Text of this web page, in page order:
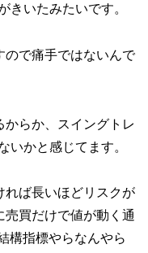
きいたみたいです。
ので痛手ではないんで
らか、スイングトレ
いかと感じてます。
れば長いほどリスクが
買だけで値が動く通
構指標やらなんやら